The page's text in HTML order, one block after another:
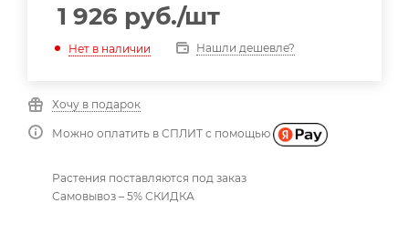
1 926 руб./шт
Нет в наличии Нашли дешевле?
Хочу в подарок
Можно оплатить в СПЛИТ с помощью
Растения поставляются под заказ
Самовывоз – 5% СКИДКА